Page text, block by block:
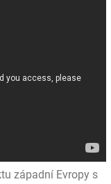
západní Evropy s